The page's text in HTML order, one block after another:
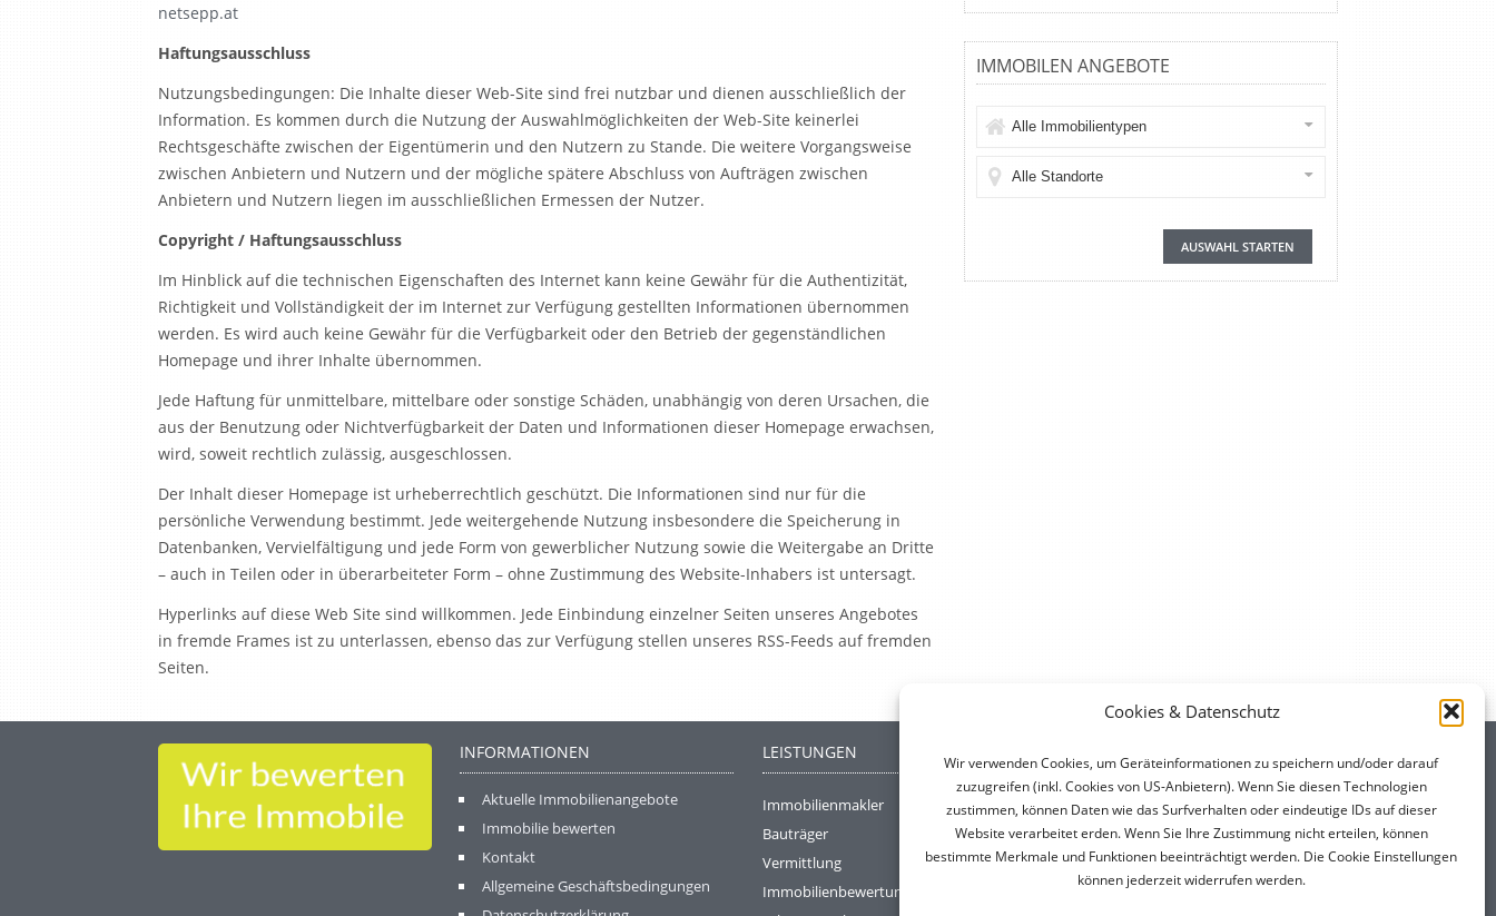
Cookies & Datenschutz
Wir verwenden Cookies, um Geräteinformationen zu speichern und/oder darauf
zuzugreifen (inkl. Cookies von US-Anbietern). Wenn Sie diesen Technologien
zustimmen, können Daten wie das Surfverhalten oder eindeutige IDs auf dieser
Website verarbeitet erden. Wenn Sie Ihre Zustimmung nicht erteilen, können
bestimmte Merkmale und Funktionen beeinträchtigt werden. Die Cookie Einstellungen
können jederzeit widerrufen werden.
netsepp.at
Haftungsausschluss
Nutzungsbedingungen: Die Inhalte dieser Web-Site sind frei nutzbar und dienen ausschließlich der
Information. Es kommen durch die Nutzung der Auswahlmöglichkeiten der Web-Site keinerlei
Rechtsgeschäfte zwischen der Eigentümerin und den Nutzern zu Stande. Die weitere Vorgangsweise
zwischen Anbietern und Nutzern und der mögliche spätere Abschluss von Aufträgen zwischen
Anbietern und Nutzern liegen im ausschließlichen Ermessen der Nutzer.
Copyright / Haftungsausschluss
Im Hinblick auf die technischen Eigenschaften des Internet kann keine Gewähr für die Authentizität,
Richtigkeit und Vollständigkeit der im Internet zur Verfügung gestellten Informationen übernommen
werden. Es wird auch keine Gewähr für die Verfügbarkeit oder den Betrieb der gegenständlichen
Homepage und ihrer Inhalte übernommen.
Jede Haftung für unmittelbare, mittelbare oder sonstige Schäden, unabhängig von deren Ursachen, die
aus der Benutzung oder Nichtverfügbarkeit der Daten und Informationen dieser Homepage erwachsen,
wird, soweit rechtlich zulässig, ausgeschlossen.
Der Inhalt dieser Homepage ist urheberrechtlich geschützt. Die Informationen sind nur für die
persönliche Verwendung bestimmt. Jede weitergehende Nutzung insbesondere die Speicherung in
Datenbanken, Vervielfältigung und jede Form von gewerblicher Nutzung sowie die Weitergabe an Dritte
– auch in Teilen oder in überarbeiteter Form – ohne Zustimmung des Website-Inhabers ist untersagt.
Hyperlinks auf diese Web Site sind willkommen. Jede Einbindung einzelner Seiten unseres Angebotes
in fremde Frames ist zu unterlassen, ebenso das zur Verfügung stellen unseres RSS-Feeds auf fremden
Seiten.
IMMOBILEN ANGEBOTE
INFORMATIONEN
Aktuelle Immobilienangebote
Immobilie bewerten
Kontakt
Allgemeine Geschäftsbedingungen
LEISTUNGEN
Immobilienmakler
Bauträger
Vermittlung
Immobilienbewertung
Dachs Immobilien GmbH
Fischbachstraße 27a
5020 Salzburg
+43 664 4113103